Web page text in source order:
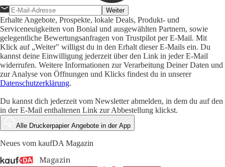
Weiter
Erhalte Angebote, Prospekte, lokale Deals, Produkt- und
Serviceneuigkeiten von Bonial und ausgewählten Partnern, sowie
gelegentliche Bewertungsanfragen von Trustpilot per E-Mail. Mit
Klick auf „Weiter" willigst du in den Erhalt dieser E-Mails ein. Du
kannst deine Einwilligung jederzeit über den Link in jeder E-Mail
widerrufen. Weitere Informationen zur Verarbeitung Deiner Daten und
zur Analyse von Öffnungen und Klicks findest du in unserer
Datenschutzerklärung.
Du kannst dich jederzeit vom Newsletter abmelden, in dem du auf den
in der E-Mail enthaltenen Link zur Abbestellung klickst.
Alle Druckerpapier Angebote in der App
Neues vom kaufDA Magazin